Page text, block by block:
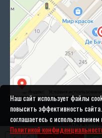
«Под
Наш сайт использует файлы
повысить эффективность
соглашаетесь с
Политикой